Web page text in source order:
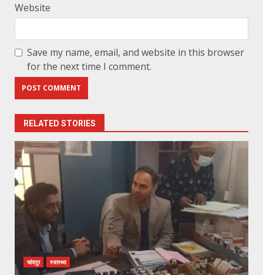
Website
Save my name, email, and website in this browser
for the next time I comment.
RELATED STORIES
चांदपुर स्वास्थ्य